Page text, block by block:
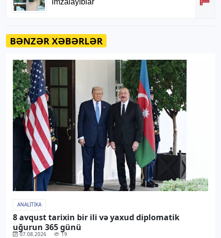
BƏNZƏR XƏBƏRLƏR
ANALITIKA
8 avqust tarixin bir ili və yaxud diplomatik
uğurun 365 günü
07.08.2026 19